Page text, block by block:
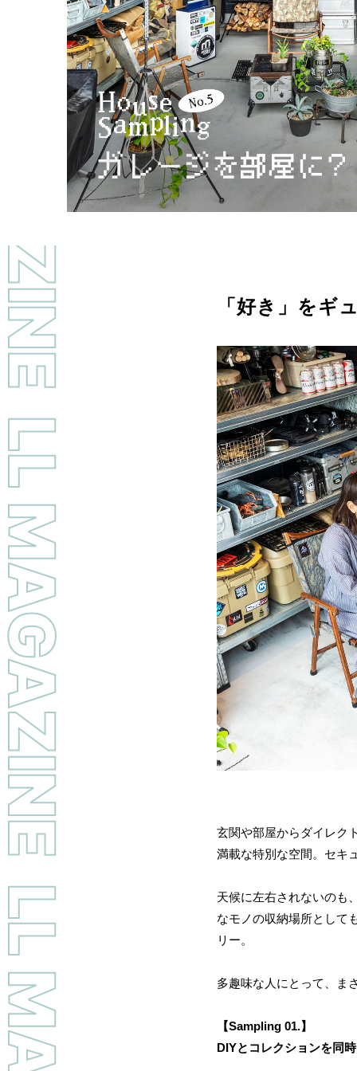
「好き」をギ
玄関や部屋からダイレク
満載な特別な空間。セキ
天候に左右されないのも
なモノの収納場所として
リー。
多趣味な人にとって、ま
【Sampling 01.】
DIYとコレクションを同時